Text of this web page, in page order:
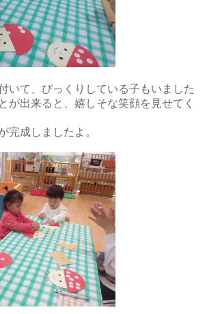
いて、びっくりしている子もいました
が出来ると、嬉しそな笑顔を見せてく
完成しましたよ。